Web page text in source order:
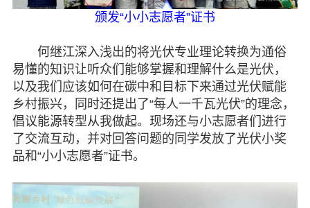
颁发“小小志愿者”证书
何继江深入浅出的将光伏专业理论转换为通俗
易懂的知识让听众们能够掌握和理解什么是光伏，
以及我们应该如何在碳中和目标下来通过光伏赋能
乡村振兴，同时还提出了“每人一千瓦光伏”的理念，
倡议能源转型从我做起。现场还与小志愿者们进行
了交流互动，并对回答问题的同学发放了光伏小奖
品和“小小志愿者”证书。